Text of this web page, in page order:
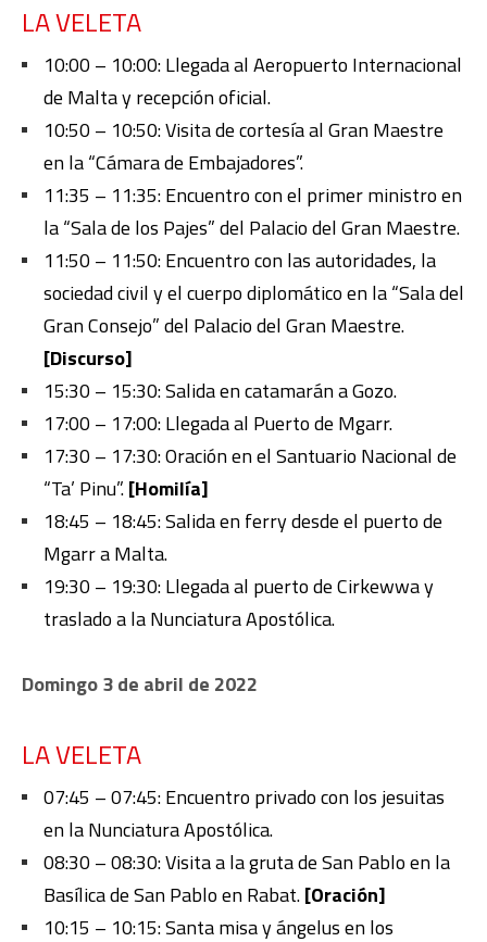
LA VELETA
10:00 – 10:00:Llegada al Aeropuerto Internacional
de Malta y recepción oficial.
10:50 – 10:50:Visita de cortesía alGran Maestre
en la “Cámara de Embajadores”.
11:35 – 11:35: Encuentro con el primer ministro en
la “Sala de los Pajes” del Palacio del Gran Maestre.
11:50 – 11:50:Encuentro con las autoridades, la
sociedad civil y el cuerpo diplomático en la “Sala del
Gran Consejo” del Palacio del Gran Maestre.
[Discurso]
15:30 – 15:30: Salida en catamarán a Gozo.
17:00 – 17:00: Llegada al Puerto de Mgarr.
17:30 – 17:30: Oración en el Santuario Nacional de
“Ta’ Pinu”.[Homilía]
18:45 – 18:45: Salida en ferry desde el puerto de
Mgarr a Malta.
19:30 – 19:30: Llegada al puerto de Cirkewwa y
traslado a la Nunciatura Apostólica.
Domingo 3 de abril de 2022
LA VELETA
07:45 – 07:45: Encuentro privado con los jesuitas
en la Nunciatura Apostólica.
08:30 – 08:30: Visita a la gruta de San Pablo en la
Basílica de San Pablo en Rabat.[Oración]
10:15 – 10:15:Santa misa y ángelusen los